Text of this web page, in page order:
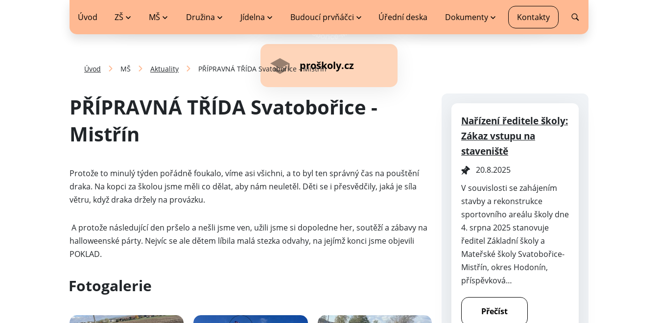
Úvod ZŠ MŠ Družina Jídelna Budoucí prvňáčci Úřední deska Dokumenty Kontakty
proškoly.cz
Úvod MŠ Aktuality PŘÍPRAVNÁ TŘÍDA Svatobořice - Mistřín
PŘÍPRAVNÁ TŘÍDA Svatobořice -
Mistřín
Protože to minulý týden pořádně foukalo, víme asi všichni, a to byl ten správný čas na pouštění
draka. Na kopci za školou jsme měli co dělat, aby nám neuletěl. Děti se i přesvědčily, jaká je síla
větru, když draka držely na provázku.
A protože následující den pršelo a nešli jsme ven, užili jsme si dopoledne her, soutěží a zábavy na
halloweenské párty. Nejvíc se ale dětem líbila malá stezka odvahy, na jejímž konci jsme objevili
POKLAD.
Fotogalerie
Nařízení ředitele školy:
Zákaz vstupu na
staveniště
20.8.2025
V souvislosti se zahájením
stavby a rekonstrukce
sportovního areálu školy dne
4. srpna 2025 stanovuje
ředitel Základní školy a
Mateřské školy Svatobořice-
Mistřín, okres Hodonín,
příspěvková…
Přečíst